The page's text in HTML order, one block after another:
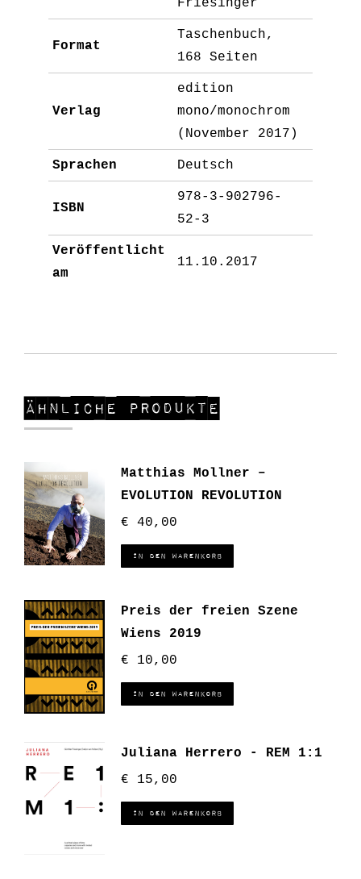
Format
Taschenbuch,
168 Seiten
Verlag
edition
mono/monochrom
(November 2017)
Sprachen Deutsch
ISBN
978-3-902796-
52-3
Veröffentlicht
am
11.10.2017
Ähnliche Produkte
Matthias Mollner –
EVOLUTION REVOLUTION
€ 40,00
In den Warenkorb
Preis der freien Szene
Wiens 2019
€ 10,00
In den Warenkorb
Juliana Herrero - REM 1:1
€ 15,00
In den Warenkorb